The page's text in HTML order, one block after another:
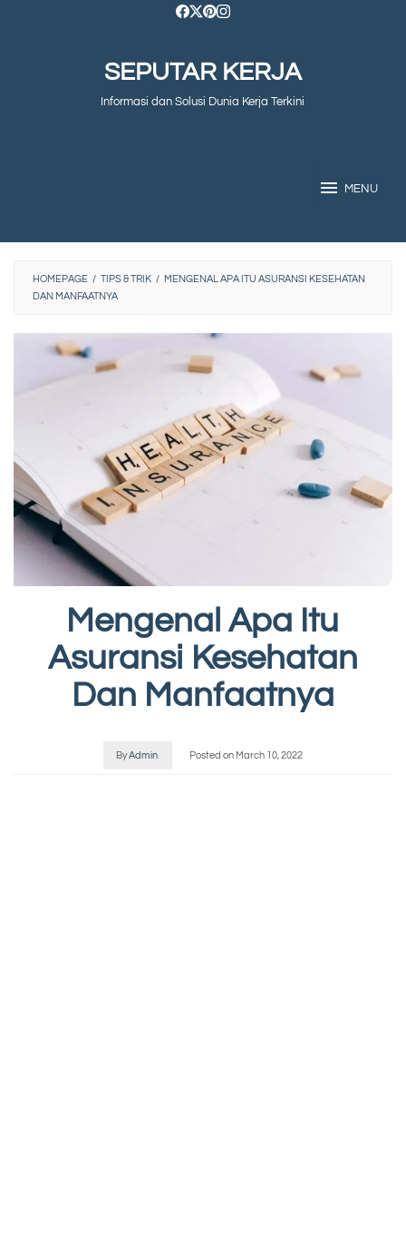
SEPUTAR KERJA
Informasi dan Solusi Dunia Kerja Terkini
MENU
HOMEPAGE / TIPS & TRIK / MENGENAL APA ITU ASURANSI KESEHATAN
DAN MANFAATNYA
Mengenal Apa Itu
Asuransi Kesehatan
Dan Manfaatnya
ByAdmin Posted on March 10, 2022